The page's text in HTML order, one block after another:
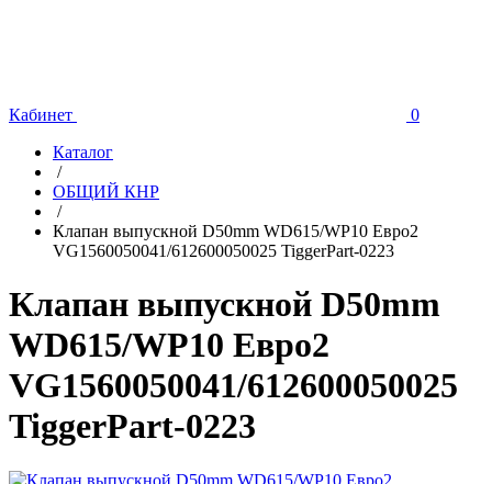
Кабинет
0
Каталог
/
ОБЩИЙ КНР
/
Клапан выпускной D50mm WD615/WP10 Евро2
VG1560050041/612600050025 TiggerPart-0223
Клапан выпускной D50mm
WD615/WP10 Евро2
VG1560050041/612600050025
TiggerPart-0223